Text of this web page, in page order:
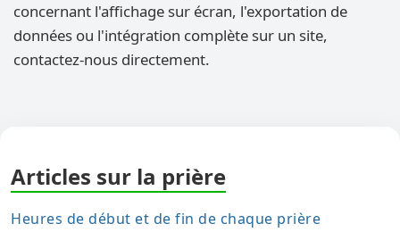
concernant l'affichage sur écran, l'exportation de
données ou l'intégration complète sur un site,
contactez-nous directement.
Articles sur la prière
Heures de début et de fin de chaque prière